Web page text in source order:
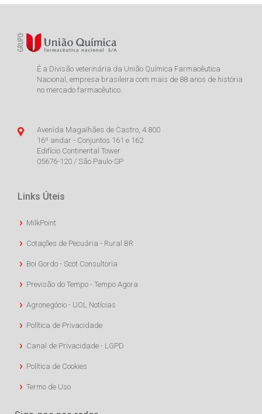
É a Divisão veterinária da União Química Farmacêutica
Nacional, empresa brasileira com mais de 88 anos de história
no mercado farmacêutico.
Avenida Magalhães de Castro, 4.800
16º andar - Conjuntos 161 e 162
Edifício Continental Tower
05676-120 / São Paulo-SP
Links Úteis
MilkPoint
Cotações de Pecuária - Rural BR
Boi Gordo - Scot Consultoria
Previsão do Tempo - Tempo Agora
Agronegócio - UOL Notícias
Política de Privacidade
Canal de Privacidade - LGPD
Política de Cookies
Termo de Uso